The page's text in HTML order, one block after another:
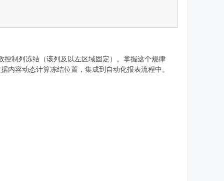
控制列冻结（该列及以左区域固定）。掌握这个规律
内容动态计算冻结位置，集成到自动化报表流程中。